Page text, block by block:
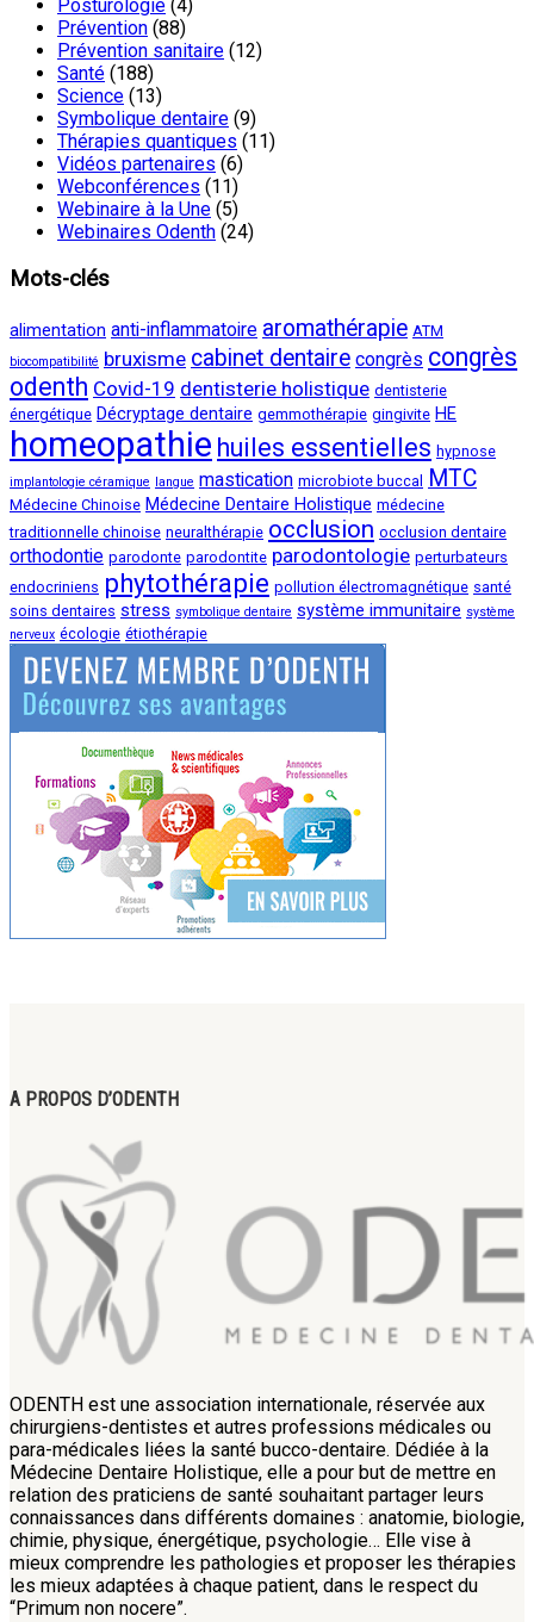
Posturologie (4)
Prévention (88)
Prévention sanitaire (12)
Santé (188)
Science (13)
Symbolique dentaire (9)
Thérapies quantiques (11)
Vidéos partenaires (6)
Webconférences (11)
Webinaire à la Une (5)
Webinaires Odenth (24)
Mots-clés
alimentation anti-inflammatoire aromathérapie ATM
biocompatibilité bruxisme cabinet dentaire congrès congrès
odenth Covid-19 dentisterie holistique dentisterie
énergétique Décryptage dentaire gemmothérapie gingivite HE
homeopathie huiles essentielles hypnose
implantologie céramique langue mastication microbiote buccal MTC
Médecine Chinoise Médecine Dentaire Holistique médecine
traditionnelle chinoise neuralthérapie occlusion occlusion dentaire
orthodontie parodonte parodontite parodontologie perturbateurs
endocriniens phytothérapie pollution électromagnétique santé
soins dentaires stress symbolique dentaire système immunitaire système
nerveux écologie étiothérapie
A PROPOS D’ODENTH
ODENTH est une association internationale, réservée aux
chirurgiens-dentistes et autres professions médicales ou
para-médicales liées la santé bucco-dentaire. Dédiée à la
Médecine Dentaire Holistique, elle a pour but de mettre en
relation des praticiens de santé souhaitant partager leurs
connaissances dans différents domaines : anatomie, biologie,
chimie, physique, énergétique, psychologie… Elle vise à
mieux comprendre les pathologies et proposer les thérapies
les mieux adaptées à chaque patient, dans le respect du
“Primum non nocere”.